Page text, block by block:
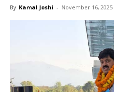
By Kamal Joshi - November 16, 2025